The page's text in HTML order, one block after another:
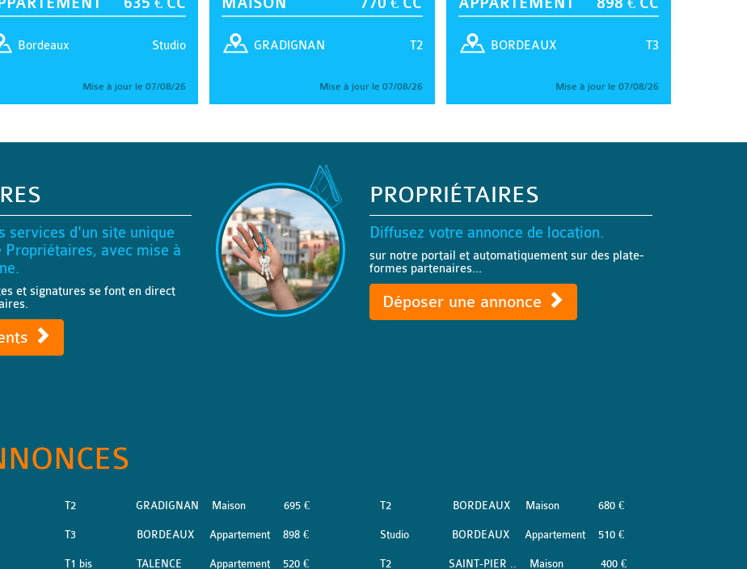
Studio
Bordeaux
Mise à jour le 07/08/26
T2
GRADIGNAN
Mise à jour le 07/08/26
T3
BORDEAUX
Mise à jour le 07/08/26
services d'un site unique
Propriétaires, avec mise à
et signatures se font en direct
PROPRIÉTAIRES
Diffusez votre annonce de location.
sur notre portail et automatiquement sur des plate-
formes partenaires...
Déposer une annonce
T2 GRADIGNAN Maison 695 €
T3 BORDEAUX Appartement 898 €
T1 bis TALENCE Appartement 520 €
T2 BORDEAUX Maison 680 €
Studio BORDEAUX Appartement 510 €
T2 SAINT-PIER .. Maison 400 €